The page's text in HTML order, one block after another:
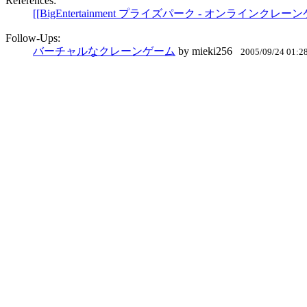
[[BigEntertainment プライズパーク - オンラインクレー
Follow-Ups:
バーチャルなクレーンゲーム by mieki256 2005/09/24 01:28